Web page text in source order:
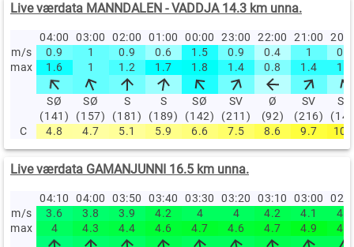
Live værdata MANNDALEN - VADDJA 14.3 km unna.
04:00 03:00 02:00 01:00 00:00 23:00 22:00 21:00
m/s
0.9 1 0.9 0.6 1.5 0.9 0.4 1
0.6
max
1.6 1 1.2 1.7 1.8 1.4 0.8 1.4 1.4
SØ
(141)
SØ
(157)
S
(181)
S
(189)
SØ
(142)
SV
(211)
Ø
(92)
SV
(216)
SØ
C
4.8 4.7 5.1 5.9 6.6 7.5 8.6 9.7
Live værdata GAMANJUNNI 16.5 km unna.
04:10 04:00 03:50 03:40 03:30 03:20 03:10 03:00
m/s
3.6 3.8 3.9 4.2 4 4 4.2 4.1
4.1
max
4 4.3 4.4 4.6 4.7 4.6 4.7 4.9 4.7